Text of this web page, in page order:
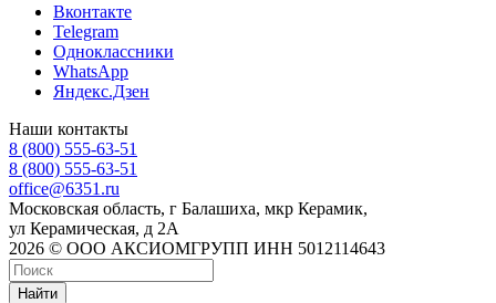
Вконтакте
Telegram
Одноклассники
WhatsApp
Яндекс.Дзен
Наши контакты
8 (800) 555-63-51
8 (800) 555-63-51
office@6351.ru
Московская область, г Балашиха, мкр Керамик,
ул Керамическая, д 2А
2026 © ООО АКСИОМГРУПП ИНН 5012114643
Найти